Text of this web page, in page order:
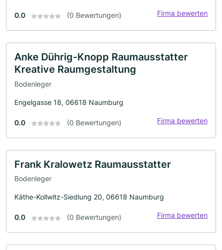
0.0 (0 Bewertungen) Firma bewerten
Anke Dührig-Knopp Raumausstatter
Kreative Raumgestaltung
Bodenleger
Engelgasse 18, 06618 Naumburg
0.0 (0 Bewertungen) Firma bewerten
Frank Kralowetz Raumausstatter
Bodenleger
Käthe-Kollwitz-Siedlung 20, 06618 Naumburg
0.0 (0 Bewertungen) Firma bewerten